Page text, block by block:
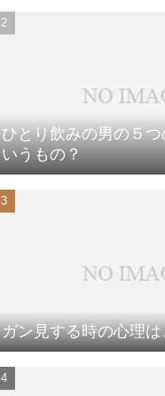
ひとり飲みの男の５
いうもの？
ガン見する時の心理